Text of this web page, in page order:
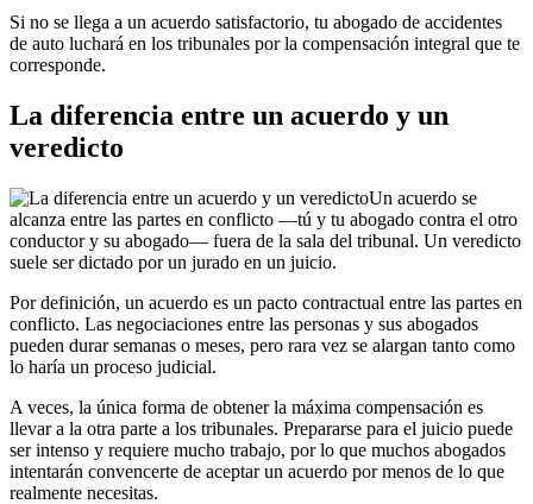
Si no se llega a un acuerdo satisfactorio, tu abogado de accidentes
de auto luchará en los tribunales por la compensación integral que te
corresponde.
La diferencia entre un acuerdo y un
veredicto
Un acuerdo se
alcanza entre las partes en conflicto —tú y tu abogado contra el otro
conductor y su abogado— fuera de la sala del tribunal. Un veredicto
suele ser dictado por un jurado en un juicio.
Por definición, un acuerdo es un pacto contractual entre las partes en
conflicto. Las negociaciones entre las personas y sus abogados
pueden durar semanas o meses, pero rara vez se alargan tanto como
lo haría un proceso judicial.
A veces, la única forma de obtener la máxima compensación es
llevar a la otra parte a los tribunales. Prepararse para el juicio puede
ser intenso y requiere mucho trabajo, por lo que muchos abogados
intentarán convencerte de aceptar un acuerdo por menos de lo que
realmente necesitas.